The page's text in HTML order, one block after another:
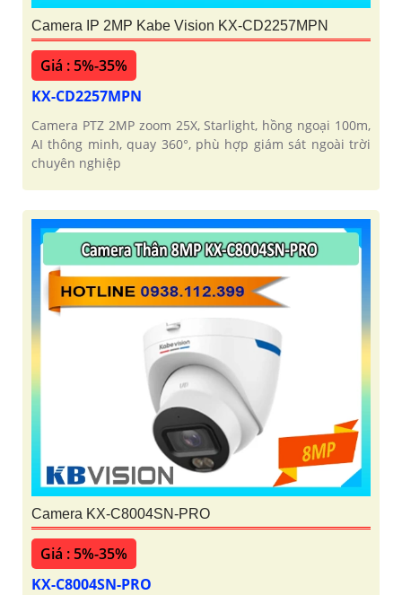
Camera IP 2MP Kabe Vision KX-CD2257MPN
Giá : 5%-35%
KX-CD2257MPN
Camera PTZ 2MP zoom 25X, Starlight, hồng ngoại 100m,
AI thông minh, quay 360°, phù hợp giám sát ngoài trời
chuyên nghiệp
Camera KX-C8004SN-PRO
Giá : 5%-35%
KX-C8004SN-PRO